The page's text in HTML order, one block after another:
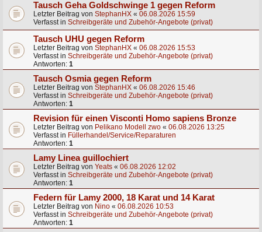
Tausch Geha Goldschwinge 1 gegen Reform
Letzter Beitrag von StephanHX « 06.08.2026 15:59
Verfasst in Schreibgeräte und Zubehör-Angebote (privat)
Tausch UHU gegen Reform
Letzter Beitrag von StephanHX « 06.08.2026 15:53
Verfasst in Schreibgeräte und Zubehör-Angebote (privat)
Antworten: 1
Tausch Osmia gegen Reform
Letzter Beitrag von StephanHX « 06.08.2026 15:46
Verfasst in Schreibgeräte und Zubehör-Angebote (privat)
Antworten: 1
Revision für einen Visconti Homo sapiens Bronze
Letzter Beitrag von Pelikano Modell zwo « 06.08.2026 13:25
Verfasst in Füllerhandel/Service/Reparaturen
Antworten: 1
Lamy Linea guillochiert
Letzter Beitrag von Yeats « 06.08.2026 12:02
Verfasst in Schreibgeräte und Zubehör-Angebote (privat)
Antworten: 1
Federn für Lamy 2000, 18 Karat und 14 Karat
Letzter Beitrag von Nino « 06.08.2026 10:53
Verfasst in Schreibgeräte und Zubehör-Angebote (privat)
Antworten: 1